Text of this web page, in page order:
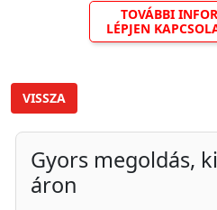
TOVÁBBI
LÉPJEN
VISSZA
Gyors megoldás,
áron